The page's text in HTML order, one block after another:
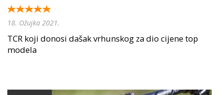
18. Ožujka 2021.
TCR koji donosi dašak vrhunskog za dio cijene top
modela